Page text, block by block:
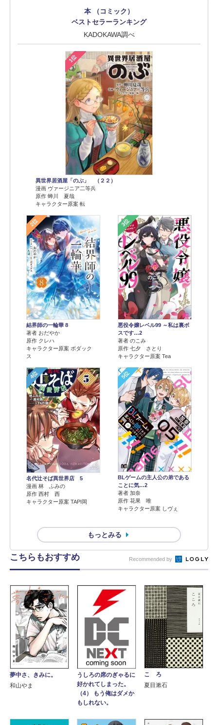
本 （コミック）
ベストセラーランキング
KADOKAWA調べ
1位
異世界居酒屋「のぶ」 （２２）
漫画 ヴァージニア二等兵
原作 蝉川 夏哉
キャラクター原案 転
2位
結界師の一輪華 8
著者 おだやか
原作 クレハ
キャラクター原案 ボダック
ス
3位
悪役令嬢レベル99 ～私は裏ボ
スです…2
著者 のこみ
原作 七夕 さとり
キャラクター原案 Tea
4位
名代辻そば異世界店 5
漫画 林 ふみの
原作 西村 西
キャラクター原案 TAPI岡
5位
BLゲームの主人公の弟である
ことに気…2
著者 加奈
原作 花果 唯
キャラクター原案 しヴぇ
もっとみる
こちらもおすすめ Recommended by
夢中さ、きみに。
和山やま
うしろの席のぎゃるに
好かれてしまった。
（4） もう俺はダメか
もしれない。
こゝろ
夏目漱石